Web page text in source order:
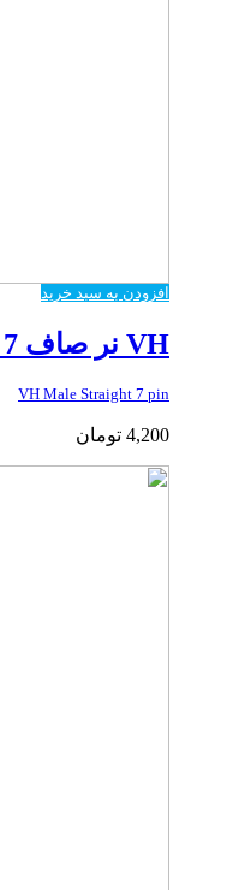
افزودن به سبد خرید
VH نر صاف 7 پین
VH Male Straight 7 pin
4,200 تومان